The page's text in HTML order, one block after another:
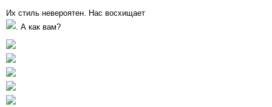
Их стиль невероятен. Нас восхищает
. А как вам?